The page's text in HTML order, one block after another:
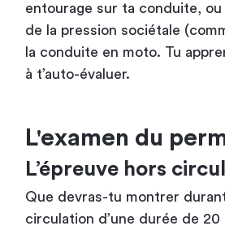
entourage sur ta conduite, ou
de la pression sociétale
la conduite en moto. Tu
à t’auto-évaluer.
L'examen du
L’épreuve hors
Que devras-tu montrer durant
circulation d’une durée de 20